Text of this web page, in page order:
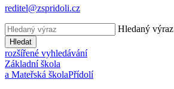
reditel@zspridoli.cz
Hledaný výraz
Hledat
rozšířené vyhledávání
Základní škola
a Mateřská školaPřídolí